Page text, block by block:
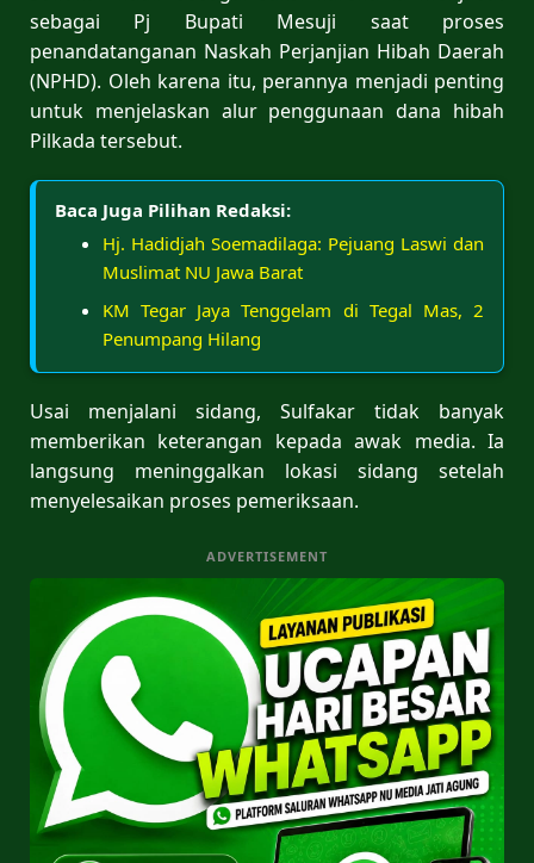
sebagai Pj Bupati Mesuji saat proses
penandatanganan Naskah Perjanjian Hibah Daerah
(NPHD). Oleh karena itu, perannya menjadi penting
untuk menjelaskan alur penggunaan dana hibah
Pilkada tersebut.
Baca Juga Pilihan Redaksi:
Hj. Hadidjah Soemadilaga: Pejuang Laswi dan
Muslimat NU Jawa Barat
KM Tegar Jaya Tenggelam di Tegal Mas, 2
Penumpang Hilang
Usai menjalani sidang, Sulfakar tidak banyak
memberikan keterangan kepada awak media. Ia
langsung meninggalkan lokasi sidang setelah
menyelesaikan proses pemeriksaan.
ADVERTISEMENT